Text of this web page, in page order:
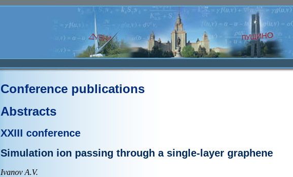
Conference publications
Abstracts
XXIII conference
Simulation ion passing through a single-layer graphene
Ivanov A.V.